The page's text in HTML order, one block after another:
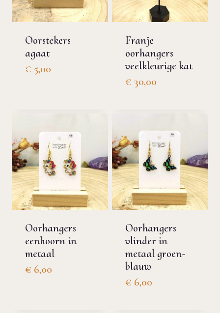
Oorstekers
agaat
€ 5,00
Franje
oorhangers
veelkleurige kat
€ 30,00
Oorhangers
eenhoorn in
metaal
€ 6,00
Oorhangers
vlinder in
metaal groen-
blauw
€ 6,00